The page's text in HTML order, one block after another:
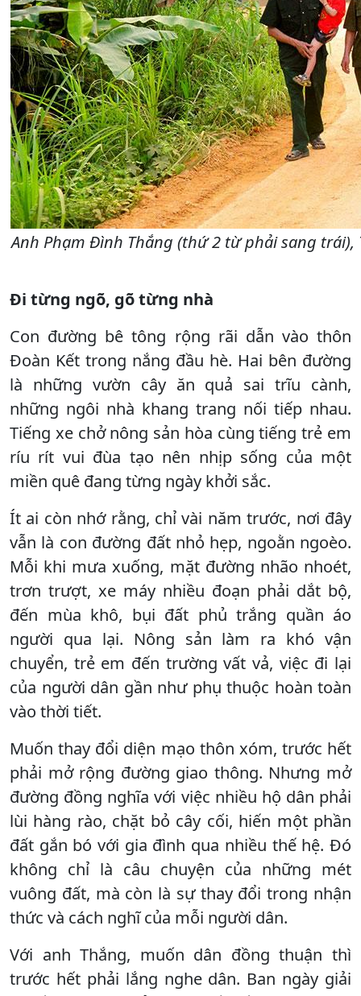
Anh Phạm Đình Thắng (thứ 2 từ phải sang
Đi từng ngõ, gõ từng nhà
Con đường bê tông rộng rãi dẫn vào thôn
Đoàn Kết trong nắng đầu hè. Hai bên đường
là những vườn cây ăn quả sai trĩu cành,
những ngôi nhà khang trang nối tiếp nhau.
Tiếng xe chở nông sản hòa cùng tiếng trẻ em
ríu rít vui đùa tạo nên nhịp sống của một
miền quê đang từng ngày khởi sắc.
Ít ai còn nhớ rằng, chỉ vài năm trước, nơi đây
vẫn là con đường đất nhỏ hẹp, ngoằn ngoèo.
Mỗi khi mưa xuống, mặt đường nhão nhoét,
trơn trượt, xe máy nhiều đoạn phải dắt bộ,
đến mùa khô, bụi đất phủ trắng quần áo
người qua lại. Nông sản làm ra khó vận
chuyển, trẻ em đến trường vất vả, việc đi lại
của người dân gần như phụ thuộc hoàn toàn
vào thời tiết.
Muốn thay đổi diện mạo thôn xóm, trước hết
phải mở rộng đường giao thông. Nhưng mở
đường đồng nghĩa với việc nhiều hộ dân phải
lùi hàng rào, chặt bỏ cây cối, hiến một phần
đất gắn bó với gia đình qua nhiều thế hệ. Đó
không chỉ là câu chuyện của những mét
vuông đất, mà còn là sự thay đổi trong nhận
thức và cách nghĩ của mỗi người dân.
Với anh Thắng, muốn dân đồng thuận thì
trước hết phải lắng nghe dân. Ban ngày giải